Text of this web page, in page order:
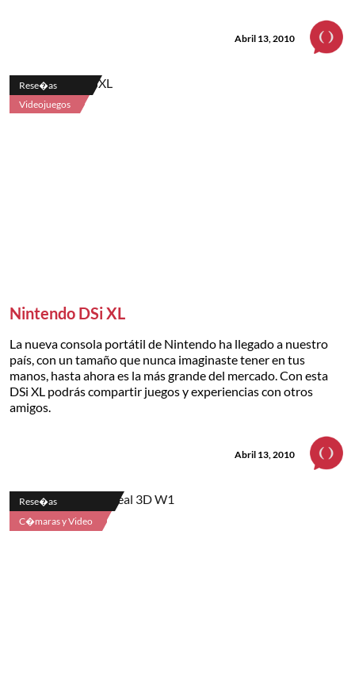
Abril 13, 2010
Rese�as
Videojuegos
Nintendo DSi XL
La nueva consola portátil de Nintendo ha llegado a nuestro
país, con un tamaño que nunca imaginaste tener en tus
manos, hasta ahora es la más grande del mercado. Con esta
DSi XL podrás compartir juegos y experiencias con otros
amigos.
Abril 13, 2010
Rese�as
C�maras y Video